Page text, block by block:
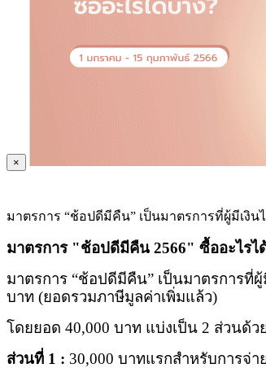
×
มาตรการ “ช้อปดีมีคืน” เป็นมาตรการที่ผู้มีเงิ
มาตรการ "ช้อปดีมีคืน 2566" ซื้ออะไรไ
มาตรการ “ช้อปดีมีคืน” เป็นมาตรการที่
บาท (ยอดรวมภาษีมูลค่าเพิ่มแล้ว)
โดยยอด 40,000 บาท แบ่งเป็น 2 ส่วนด้
ส่วนที่ 1 : 30,000 บาทแรกสำหรับการจ่